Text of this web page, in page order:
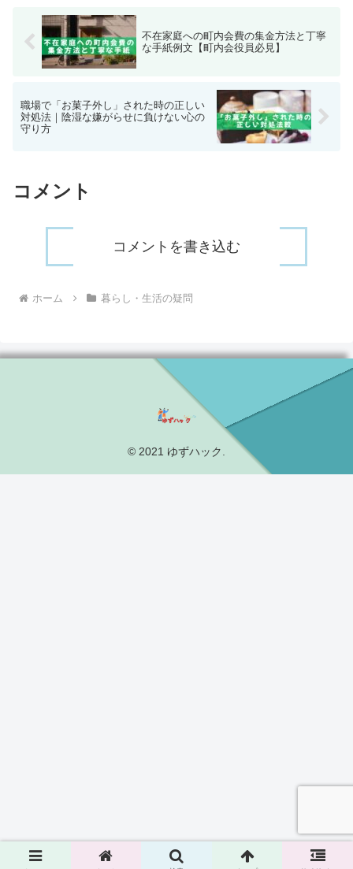
不在家庭への町内会費の集金方法と丁寧
な手紙例文【町内会役員必見】
職場で「お菓子外し」された時の正しい
対処法｜陰湿な嫌がらせに負けない心の
守り方
コメント
コメントを書き込む
ホーム 暮らし・生活の疑問
© 2021 ゆずハック.